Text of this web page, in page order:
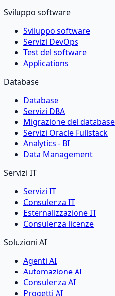
Sviluppo software
Sviluppo software
Servizi DevOps
Test del software
Applications
Database
Database
Servizi DBA
Migrazione del database
Servizi Oracle Fullstack
Analytics - BI
Data Management
Servizi IT
Servizi IT
Consulenza IT
Esternalizzazione IT
Consulenza licenze
Soluzioni AI
Agenti AI
Automazione AI
Consulenza AI
Progetti AI